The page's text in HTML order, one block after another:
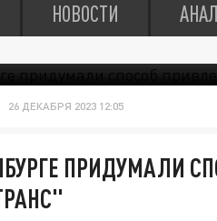
НОВОСТИ
26 ДЕКАБРЯ 2023 12:05
ПРИДУМАЛИ